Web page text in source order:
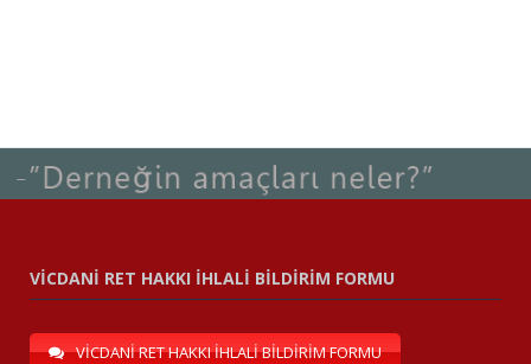
VİCDANİ RET HAKKI İHLALİ BİLDİRİM FORMU
VİCDANİ RET HAKKI İHLALİ BİLDİRİM FORMU